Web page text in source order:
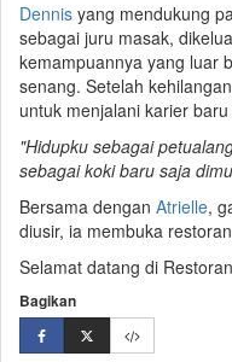
Dennis yang mendukung
sebagai juru masak,
kemampuannya yang luar
senang. Setelah
untuk menjalani karier
"Hidupku sebagai
sebagai koki baru saja
Bersama dengan Atrielle,
diusir, ia membuka restoran
Selamat datang di
Bagikan